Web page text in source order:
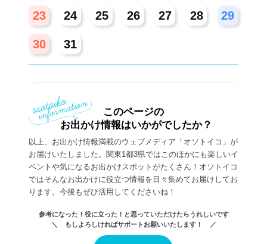
23 24 25 26 27 28 29
30 31
このページの
お出かけ情報はいかがでしたか？
以上、お出かけ情報満載のウェブメディア「オソトイコ」が
お届けいたしました。関東1都3県ではこのほかにも楽しいイ
ベントや気になるお出かけスポットがたくさん！オソトイコ
ではそんなお出かけに役立つ情報を日々集めてお届けしてお
ります。今後もぜひ活用してくださいね！
参考になった！役に立った！と思っていただけたらうれしいです
＼ もしよろしければサポートお願いいたします！ ／